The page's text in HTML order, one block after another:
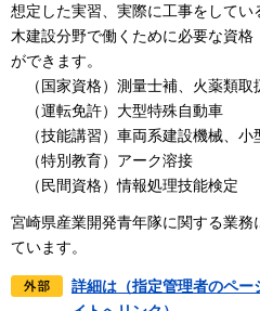
想定した実習、実際に工事をして
木建設分野で働くために必要な資
ができます。
（国家資格）測量士補、火薬類
（運転免許）大型特殊自動車
（技能講習）車両系建設機械、
（特別教育）アーク溶接
（民間資格）情報処理技能検定
宮崎県産業開発青年隊に関する業
ています。
詳細は（指定管理者のペ